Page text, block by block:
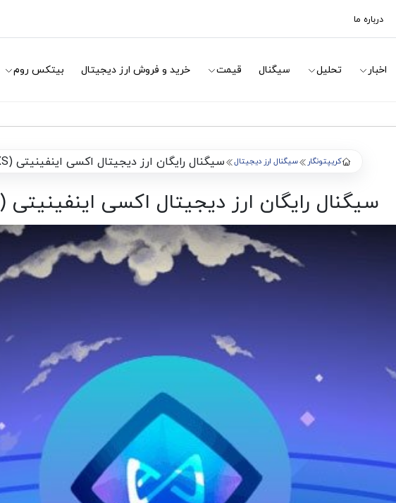
درباره ما
اخبار تحلیل سیگنال قیمت خرید و فروش ارز دیجیتال بیتکس روم
کریپتونگار سیگنال ارز دیجیتال سیگنال رایگان ارز دیجیتال اکسی اینفینیتی (AXS)
سیگنال رایگان ارز دیجیتال اکسی اینفینیتی (AXS)